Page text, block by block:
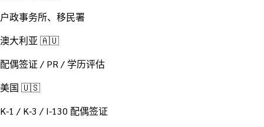
户政事务所、移民署
澳大利亚 🇦🇺
配偶签证 / PR / 学历评估
美国 🇺🇸
K-1 / K-3 / I-130 配偶签证